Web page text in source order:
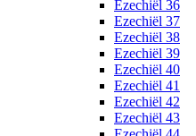
Ezechiël 36
Ezechiël 37
Ezechiël 38
Ezechiël 39
Ezechiël 40
Ezechiël 41
Ezechiël 42
Ezechiël 43